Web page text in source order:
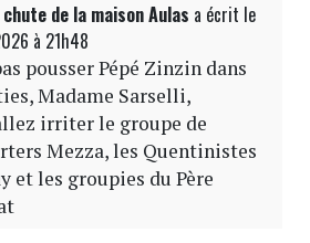
chute de la maison Aulas a écrit le
à 21h48
pousser Pépé Zinzin dans
Madame Sarselli,
irriter le groupe de
Mezza, les Quentinistes
et les groupies du Père